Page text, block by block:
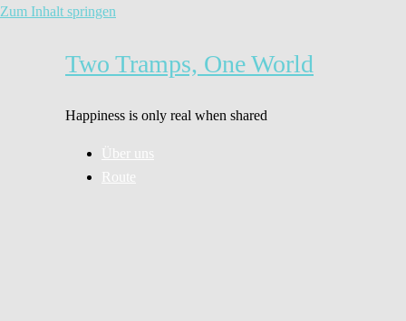
Zum Inhalt springen
Two Tramps, One World
Happiness is only real when shared
Über uns
Route